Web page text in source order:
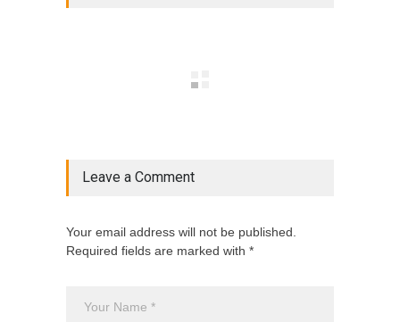
Leave a Comment
Your email address will not be published.
Required fields are marked with *